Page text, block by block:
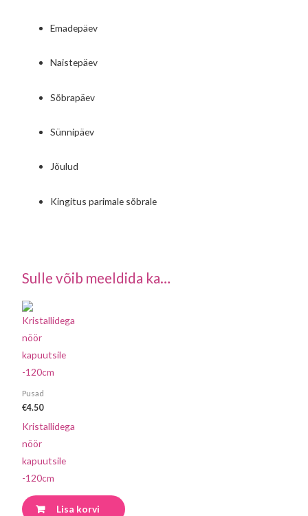
Emadepäev
Naistepäev
Sõbrapäev
Sünnipäev
Jõulud
Kingitus parimale sõbrale
Sulle võib meeldida ka…
Pusad
€4.50
Kristallidega
nöör
kapuutsile
-120cm
Lisa korvi